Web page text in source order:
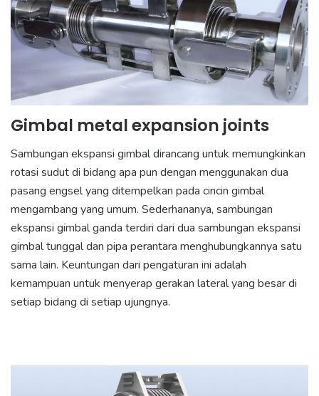
Gimbal metal expansion joints
Sambungan ekspansi gimbal dirancang untuk memungkinkan
rotasi sudut di bidang apa pun dengan menggunakan dua
pasang engsel yang ditempelkan pada cincin gimbal
mengambang yang umum. Sederhananya, sambungan
ekspansi gimbal ganda terdiri dari dua sambungan ekspansi
gimbal tunggal dan pipa perantara menghubungkannya satu
sama lain. Keuntungan dari pengaturan ini adalah
kemampuan untuk menyerap gerakan lateral yang besar di
setiap bidang di setiap ujungnya.